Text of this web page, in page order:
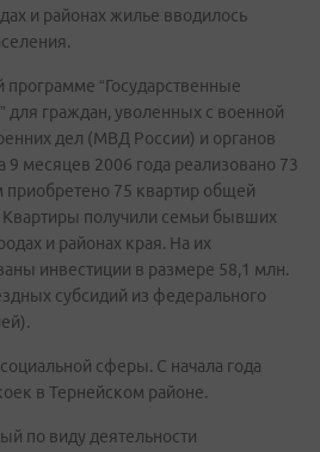
и районах жилье вводилось
“Государственные
граждан, уволенных с военной
дел (МВД России) и органов
месяцев 2006 года реализовано 73
приобретено 75 квартир общей
получили семьи бывших
и районах края. На их
инвестиции в размере 58,1 млн.
субсидий из федерального
сферы. С начала года
в Тернейском районе.
по виду деятельности